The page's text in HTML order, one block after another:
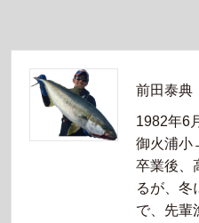
前田泰典
1982年6
御火浦
卒業後、
るが、冬
で、先輩